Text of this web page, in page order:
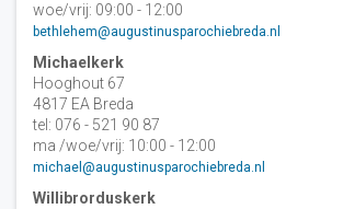
woe/vrij: 09:00 - 12:00
bethlehem@augustinusparochiebreda.nl
Michaelkerk
Hooghout 67
4817 EA Breda
tel: 076 - 521 90 87
ma /woe/vrij: 10:00 - 12:00
michael@augustinusparochiebreda.nl
Willibrorduskerk